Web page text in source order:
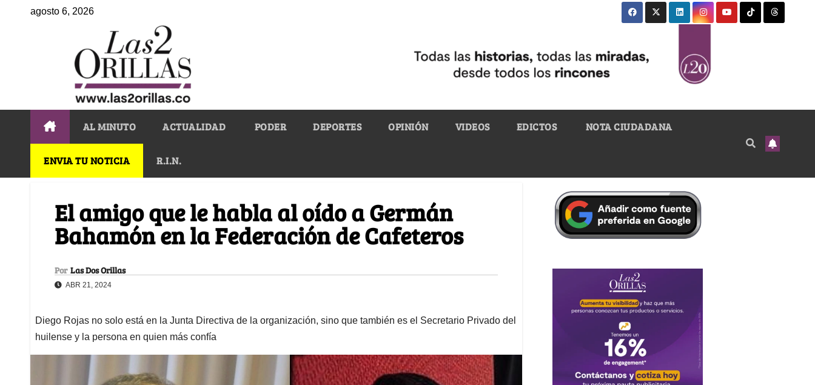
agosto 6, 2026
AL MINUTO ACTUALIDAD PODER DEPORTES OPINIÓN VIDEOS EDICTOS NOTA CIUDADANA
ENVIA TU NOTICIA R.I.N.
El amigo que le habla al oído a Germán
Bahamón en la Federación de Cafeteros
Por Las Dos Orillas
ABR 21, 2024
Diego Rojas no solo está en la Junta Directiva de la organización, sino que también es el Secretario Privado del
huilense y la persona en quien más confía